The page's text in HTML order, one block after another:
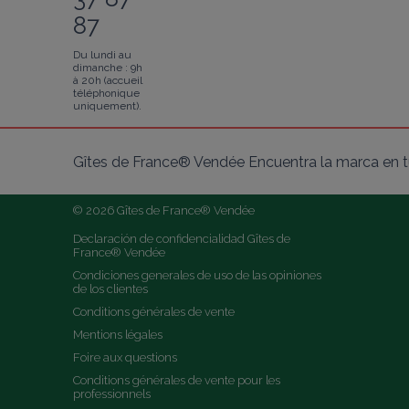
87
Du lundi au
dimanche : 9h
à 20h (accueil
téléphonique
uniquement).
Gîtes de France® Vendée Encuentra la marca en
© 2026 Gîtes de France® Vendée
Declaración de confidencialidad Gîtes de
France® Vendée
Condiciones generales de uso de las opiniones
de los clientes
Conditions générales de vente
Mentions légales
Foire aux questions
Conditions générales de vente pour les
professionnels